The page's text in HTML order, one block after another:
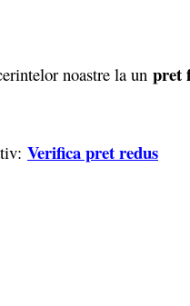
noastre la un pret
Verifica pret redus